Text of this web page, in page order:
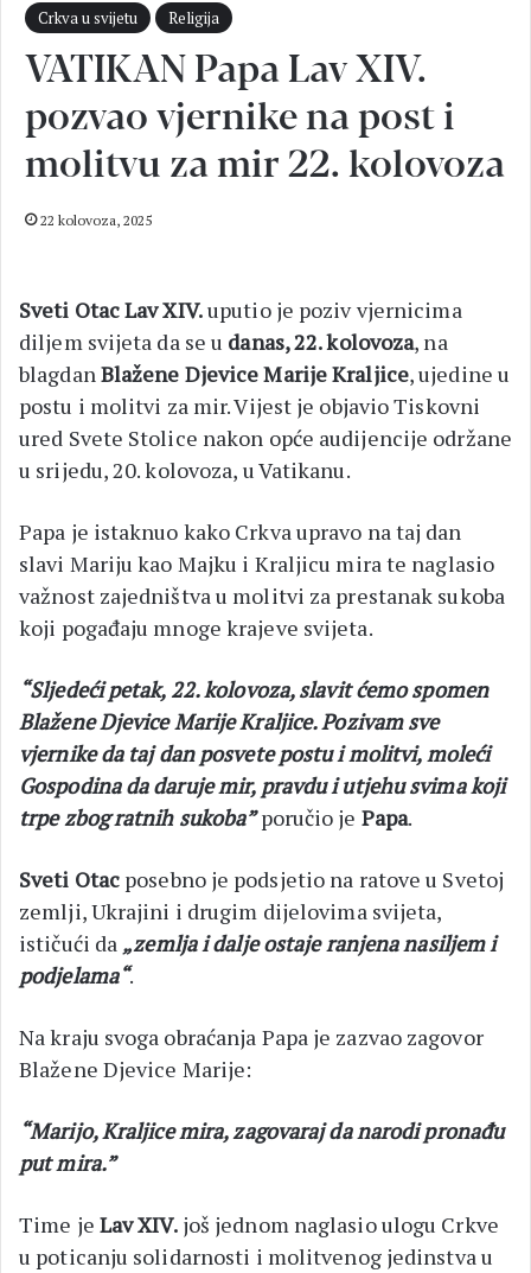
Crkva u svijetu Religija
VATIKAN Papa Lav XIV.
pozvao vjernike na post i
molitvu za mir 22. kolovoza
22 kolovoza, 2025
Sveti Otac Lav XIV.uputio je poziv vjernicima
diljem svijeta da se u danas, 22. kolovoza, na
blagdanBlažene Djevice Marije Kraljice, ujedine u
postu i molitvi za mir. Vijest je objavio Tiskovni
ured Svete Stolice nakon opće audijencije održane
u srijedu, 20. kolovoza, u Vatikanu.
Papa je istaknuo kako Crkva upravo na taj dan
slavi Mariju kao Majku i Kraljicu mira te naglasio
važnost zajedništva u molitvi za prestanak sukoba
koji pogađaju mnoge krajeve svijeta.
“Sljedeći petak, 22. kolovoza, slavit ćemo spomen
Blažene Djevice Marije Kraljice. Pozivam sve
vjernike da taj dan posvete postu i molitvi, moleći
Gospodina da daruje mir, pravdu i utjehu svima koji
trpe zbog ratnih sukoba”poručio je Papa.
Sveti Otac posebno je podsjetio na ratove u Svetoj
zemlji, Ukrajini i drugim dijelovima svijeta,
ističući da „zemlja i dalje ostaje ranjena nasiljem i
podjelama“.
Na kraju svoga obraćanja Papa je zazvao zagovor
Blažene Djevice Marije:
“Marijo, Kraljice mira, zagovaraj da narodi pronađu
put mira.”
Time je Lav XIV.još jednom naglasio ulogu Crkve
u poticanju solidarnosti i molitvenog jedinstva u